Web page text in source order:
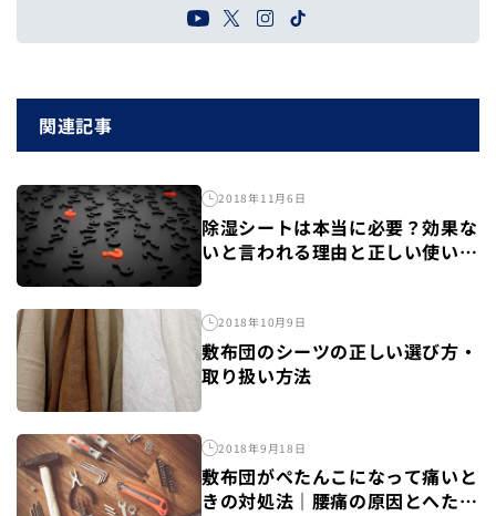
関連記事
2018年11月6日
除湿シートは本当に必要？効果な
いと言われる理由と正しい使い方
2018年10月9日
敷布団のシーツの正しい選び方・
取り扱い方法
2018年9月18日
敷布団がぺたんこになって痛いと
きの対処法｜腰痛の原因とへたり